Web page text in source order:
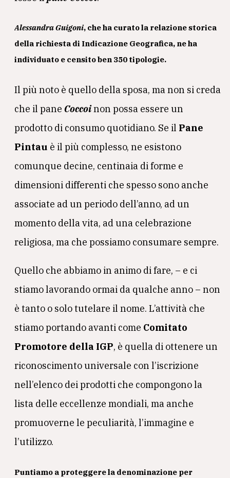
Alessandra Guigoni, che ha curato la relazione storica
della richiesta di Indicazione Geografica, ne ha
individuato e censito ben 350 tipologie.
Il più noto è quello della sposa, ma non si creda
che il pane Coccoinon possa essere un
prodotto di consumo quotidiano. Se il Pane
Pintau è il più complesso, ne esistono
comunque decine, centinaia di forme e
dimensioni differenti che spesso sono anche
associate ad un periodo dell’anno, ad un
momento della vita, ad una celebrazione
religiosa, ma che possiamo consumare sempre.
Quello che abbiamo in animo di fare, – e ci
stiamo lavorando ormai da qualche anno – non
è tanto o solo tutelare il nome. L’attività che
stiamo portando avanti come Comitato
Promotore della IGP, è quella di ottenere un
riconoscimento universale con l’iscrizione
nell’elenco dei prodotti che compongono la
lista delle eccellenze mondiali, ma anche
promuoverne le peculiarità, l’immagine e
l’utilizzo.
Puntiamo a proteggere la denominazione per